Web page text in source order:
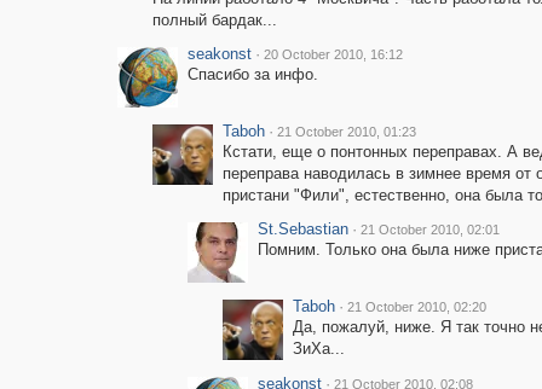
полный бардак...
seakonst · 20 October 2010, 16:12
Спасибо за инфо.
Taboh · 21 October 2010, 01:23
Кстати, еще о понтонных переправах. А
переправа наводилась в зимнее время
пристани "Фили", естественно, она была
St.Sebastian · 21 October 2010, 02:01
Помним. Только она была ниже
Taboh · 21 October 2010, 02:20
Да, пожалуй, ниже. Я так точно
ЗиХа...
seakonst · 21 October 2010, 02:08